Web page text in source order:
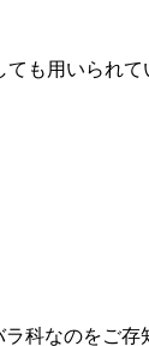
も用いられ
科なのをご